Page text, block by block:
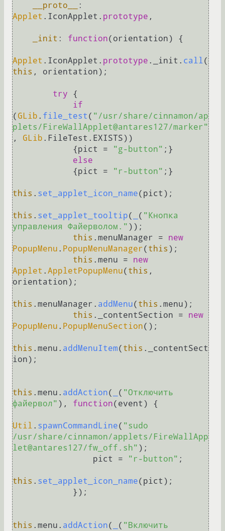
__proto__
Applet . IconApplet . prototype ,
_init : function( orientation) {
Applet . IconApplet . prototype . _init . call(
this , orientation);
try {
if
( GLib . file_test ( "/usr/share/cinnamon/ap
plets/FireWallApplet@antares127/marker"
, GLib . FileTest . EXISTS))
            {pict =
"g-button" ;}
else
            {pict =
"r-button" ;}
this . set_applet_icon_name(pict);
this . set_applet_tooltip( ( "Кнопка
управления Файерволом." ));
this . menuManager = new
PopupMenu . PopupMenuManager( this );
this . menu = new
Applet . AppletPopupMenu( this ,
orientation);
this . menuManager . addMenu( this . menu);
this . _contentSection = new
PopupMenu . PopupMenuSection();
this . menu . addMenuItem( this .
_contentSect
ion);
this . menu . addAction( ( "Отключить
файервол" ), function( event ) {
Util . spawnCommandLine( "sudo
/usr/share/cinnamon/applets/FireWallApp
let@antares127/fw_off.sh" );
                pict =
"r-button" ;
this . set_applet_icon_name(pict);
this . menu . addAction( ( "Включить